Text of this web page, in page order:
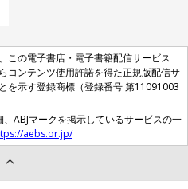
この電子書店・電子書籍配信サービス
コンテンツ使用許諾を得た正規版配信サ
を示す登録商標（登録番号 第11091003
、ABJマークを掲示しているサービスの一
aebs.or.jp/